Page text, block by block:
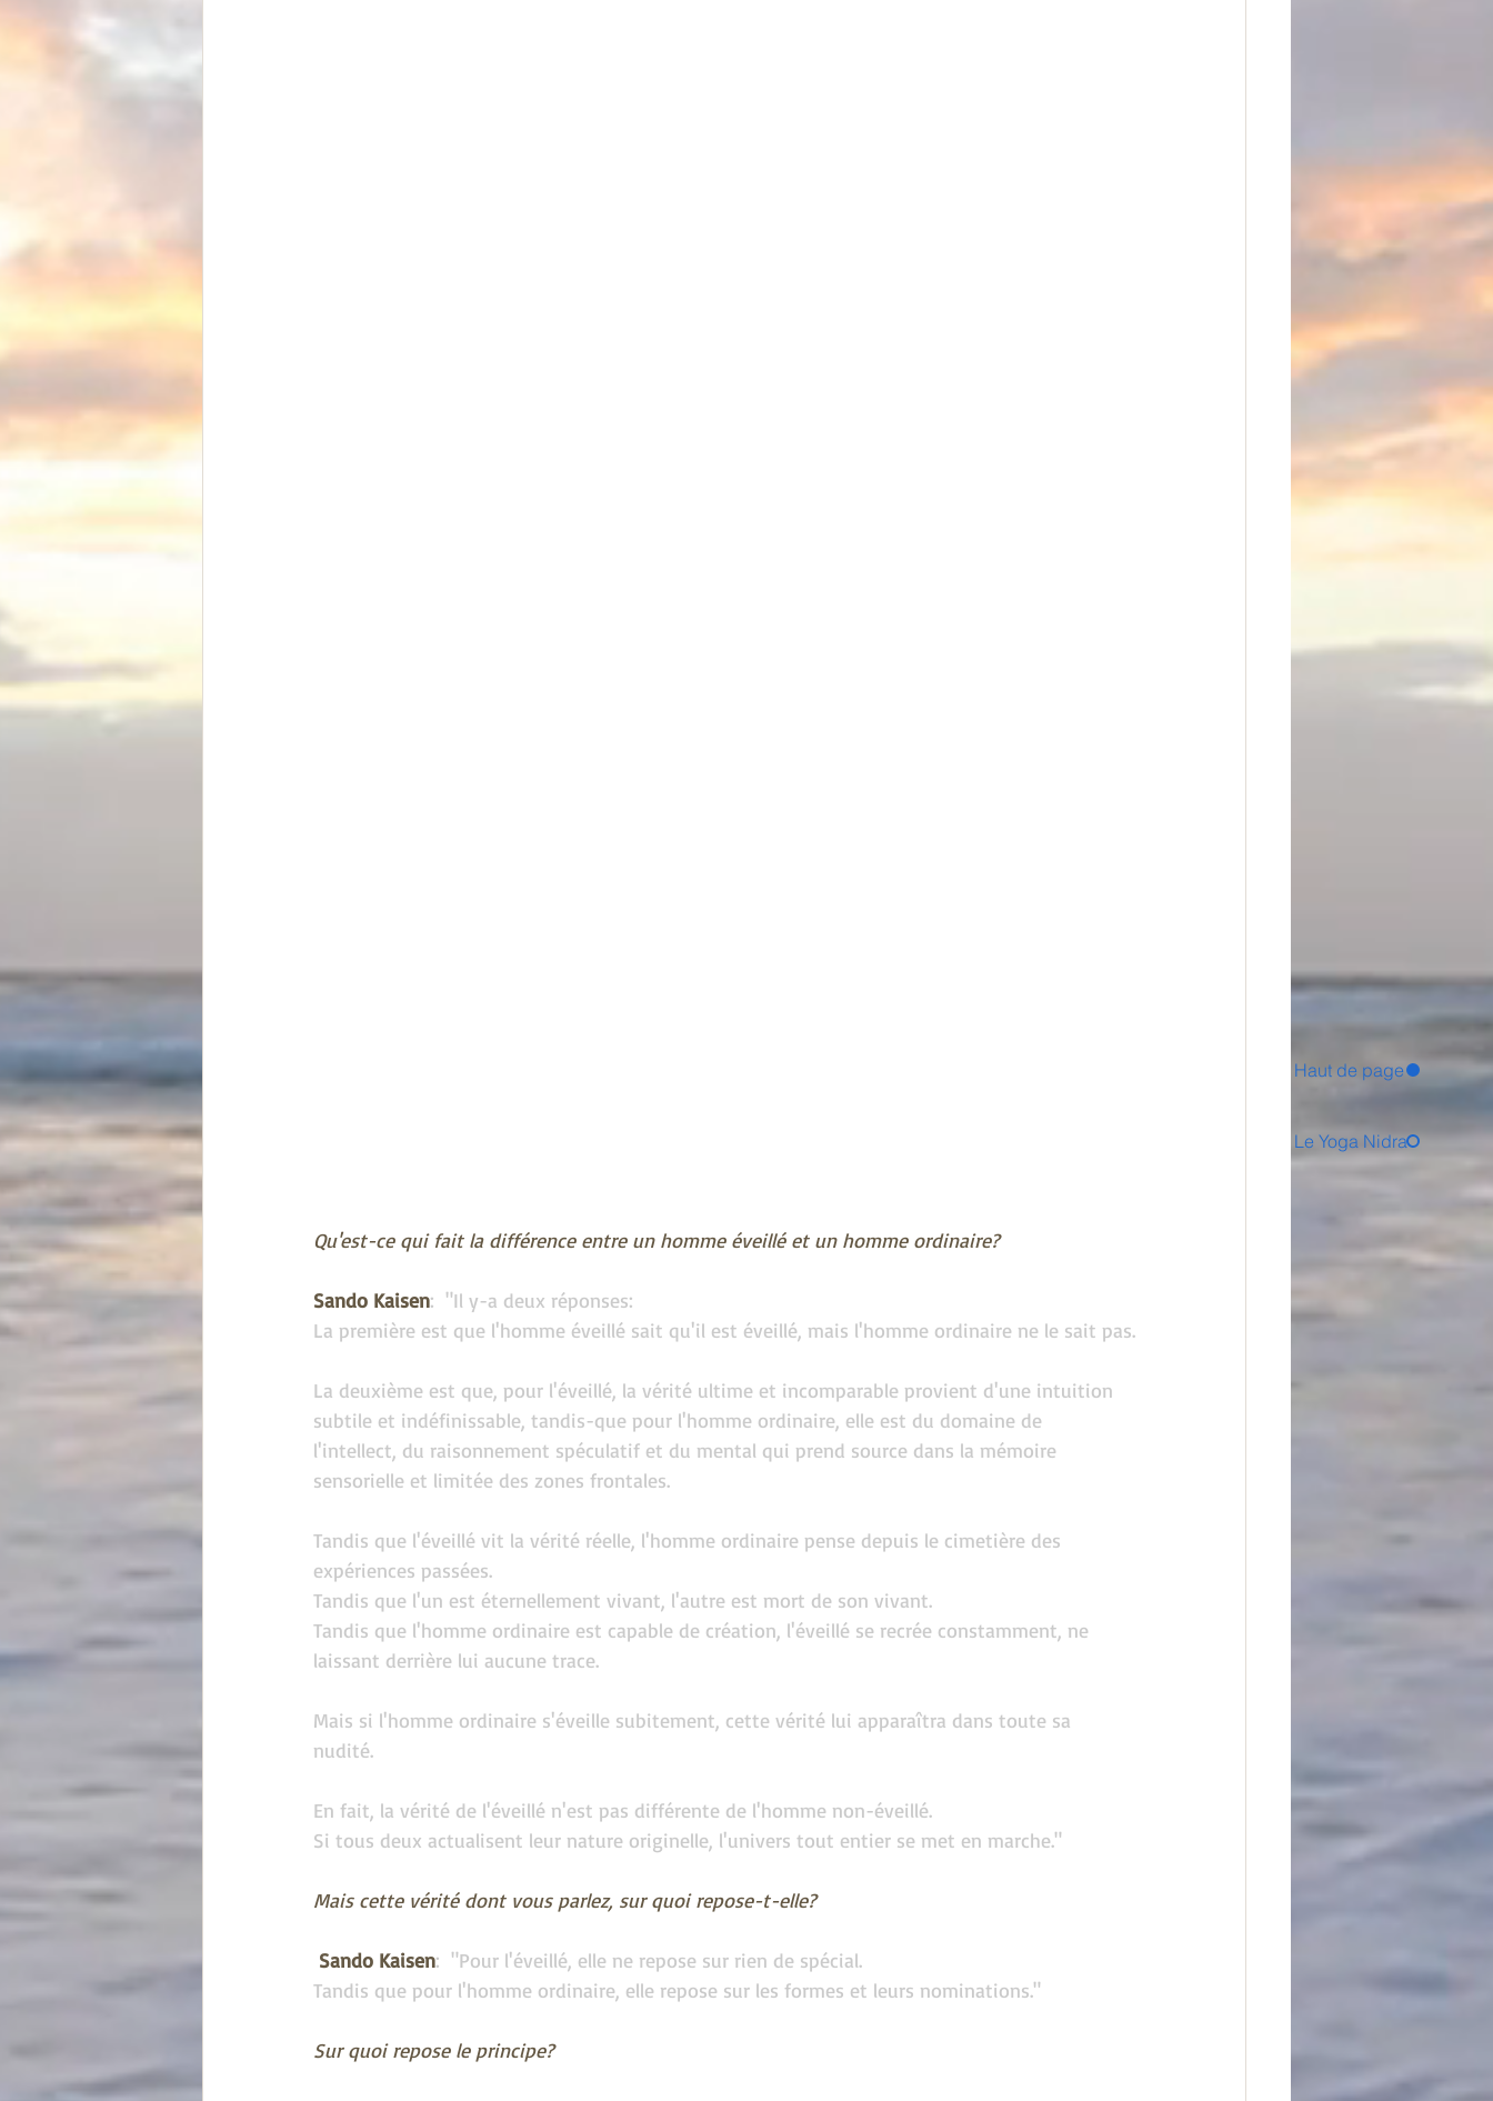
Haut de page
Le Yoga Nidra
Qu'est-ce qui fait la différence entre un homme éveillé et un homme ordinaire?
Sando Kaisen:  "Il y-a deux réponses:
La première est que l'homme éveillé sait qu'il est éveillé, mais l'homme ordinaire ne le sait pas.
La deuxième est que, pour l'éveillé, la vérité ultime et incomparable provient d'une intuition
subtile et indéfinissable, tandis-que pour l'homme ordinaire, elle est du domaine de
l'intellect, du raisonnement spéculatif et du mental qui prend source dans la mémoire
sensorielle et limitée des zones frontales.
Tandis que l'éveillé vit la vérité réelle, l'homme ordinaire pense depuis le cimetière des
expériences passées.
Tandis que l'un est éternellement vivant, l'autre est mort de son vivant.
Tandis que l'homme ordinaire est capable de création, l'éveillé se recrée constamment, ne
laissant derrière lui aucune trace.
Mais si l'homme ordinaire s'éveille subitement, cette vérité lui apparaîtra dans toute sa
nudité.
En fait, la vérité de l'éveillé n'est pas différente de l'homme non-éveillé.
Si tous deux actualisent leur nature originelle, l'univers tout entier se met en marche."
Mais cette vérité dont vous parlez, sur quoi repose-t-elle?
Sando Kaisen:  "Pour l'éveillé, elle ne repose sur rien de spécial.
Tandis que pour l'homme ordinaire, elle repose sur les formes et leurs nominations."
Sur quoi repose le principe?